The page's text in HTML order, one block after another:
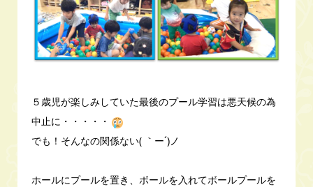
５歳児が楽しみしていた最後のプール学習は悪天候の為
中止に・・・・・
でも！そんなの関係ない( ｀ー´)ノ
ホールにプールを置き、ボールを入れてボールプールを